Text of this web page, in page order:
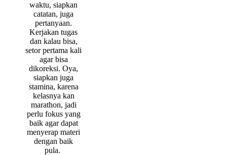
waktu, siapkan
catatan, juga
pertanyaan.
Kerjakan tugas
dan kalau bisa,
setor pertama kali
agar bisa
dikoreksi. Oya,
siapkan juga
stamina, karena
kelasnya kan
marathon, jadi
perlu fokus yang
baik agar dapat
menyerap materi
dengan baik
pula.